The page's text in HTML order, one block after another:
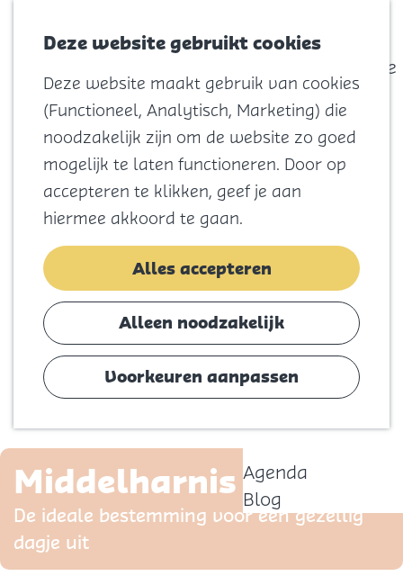
Deze website gebruikt cookies
Deze website maakt gebruik van cookies
(Functioneel, Analytisch, Marketing) die
noodzakelijk zijn om de website zo goed
mogelijk te laten functioneren. Door op
accepteren te klikken, geef je aan
hiermee akkoord te gaan.
Alles accepteren
Alleen noodzakelijk
Voorkeuren aanpassen
m
e
e
Menu
Zoeken
Watersport
Eilandhistorie
Voor kids
Naar het
strand
Natuur
Cultuur en
Winkelen
Koningsdag
Blijf
Eten
Agenda
Blog
Middelharnis Centrum
De ideale bestemming voor een gezellig
dagje uit